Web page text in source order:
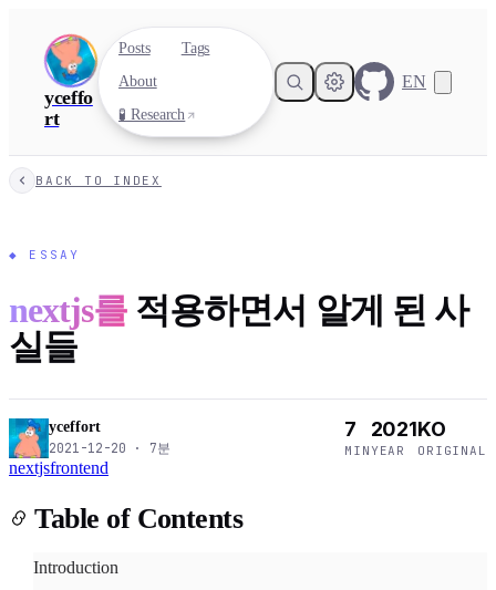
yceffo
rt
Posts
Tags
About
🧪 Research
EN
BACK TO INDEX
◆ ESSAY
nextjs를 적용하면서 알게 된 사
실들
yceffort
2021-12-20 · 7분
7
MIN
2021
YEAR
KO
ORIGINAL
nextjsfrontend
Table of Contents
Introduction